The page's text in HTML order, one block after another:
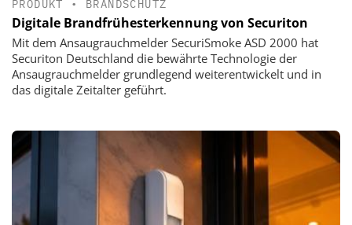
PRODUKT • BRANDSCHUTZ
Digitale Brandfrühesterkennung von Securiton
Mit dem Ansaugrauchmelder SecuriSmoke ASD 2000 hat
Securiton Deutschland die bewährte Technologie der
Ansaugrauchmelder grundlegend weiterentwickelt und in
das digitale Zeitalter geführt.